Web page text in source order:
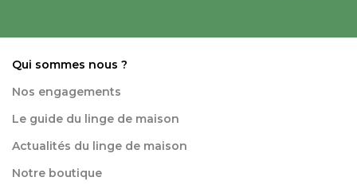
Qui sommes nous ?
Nos engagements
Le guide du linge de maison
Actualités du linge de maison
Notre boutique